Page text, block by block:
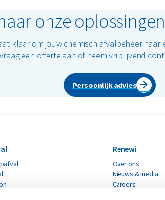
onze
klaar om jouw chemisch afvalbeheer naar
een offerte aan of neem vrijblijvend
Persoonlijk advies
Renewi
Over ons
Nieuws & media
Careers